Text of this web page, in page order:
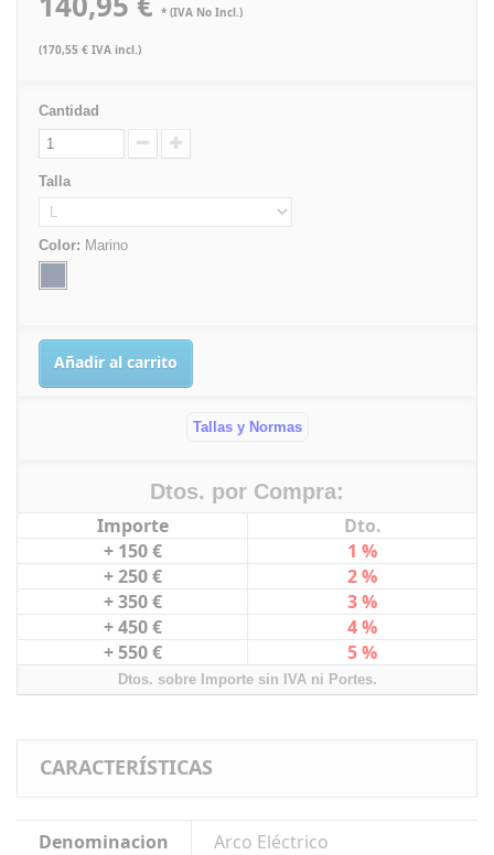
* (IVA No Incl.)
(170,55 € IVA incl.)
Cantidad
Talla
Color: Marino
Añadir al carrito
Tallas y Normas
Dtos. por Compra:
Importe
Dto.
+ 150 €
1 %
+ 250 €
2 %
+ 350 €
3 %
+ 450 €
4 %
+ 550 €
5 %
Dtos. sobre Importe sin IVA ni Portes.
CARACTERÍSTICAS
Denominacion Arco Eléctrico